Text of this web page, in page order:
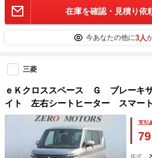
在庫を確認・見積り依
今あなたの他に3人
三菱
ｅＫクロススペース Ｇ ブレーキ
イト 左右シートヒーター スマ
電動格納ミラー ＣＤ ＡＵＸ対応
ワースライドドア
支払
79
年式